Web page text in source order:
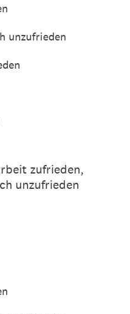
unzufrieden
zufrieden,
unzufrieden